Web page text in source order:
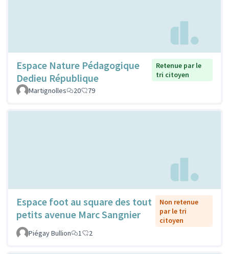
Espace Nature Pédagogique
Dedieu République
Retenue par le
tri citoyen
Martignolles
20 79
Espace foot au square des tout
petits avenue Marc Sangnier
Non retenue
par le tri
citoyen
Piégay Bullion
1 2